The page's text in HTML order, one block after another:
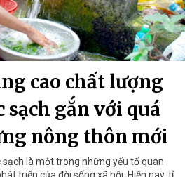
cao chất lượng
sạch gắn với quá
nông thôn mới
là một trong những yếu tố quan